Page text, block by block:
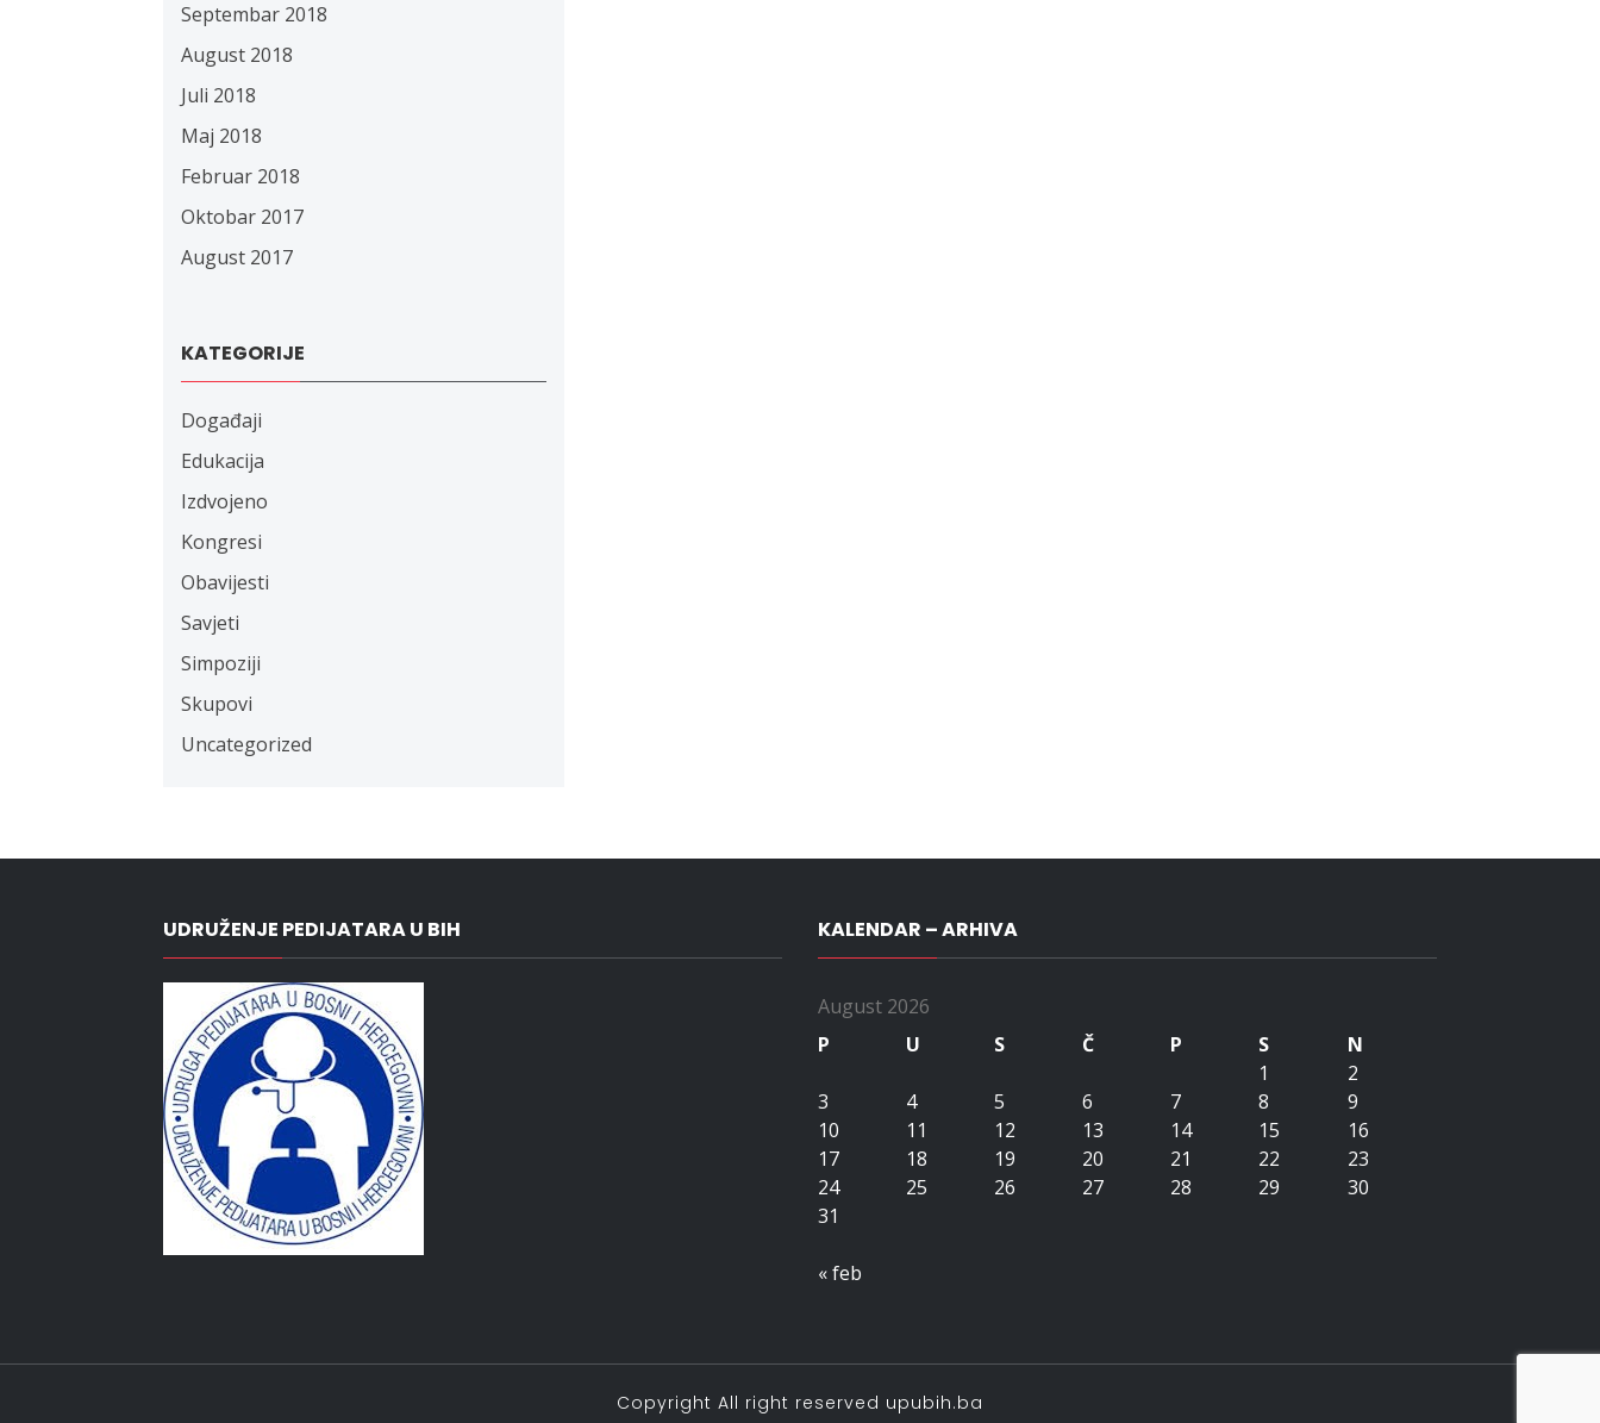
Septembar 2018
August 2018
Juli 2018
Maj 2018
Februar 2018
Oktobar 2017
August 2017
KATEGORIJE
Događaji
Edukacija
Izdvojeno
Kongresi
Obavijesti
Savjeti
Simpoziji
Skupovi
Uncategorized
UDRUŽENJE PEDIJATARA U BIH KALENDAR – ARHIVA
August 2026
P
U S Č P S
N
1
2
3
4 5 6 7 8
9
10
11 12 13 14 15
16
17
18 19 20 21 22
23
24
25 26 27 28 29
30
31
« feb
Copyright All right reserved upubih.ba